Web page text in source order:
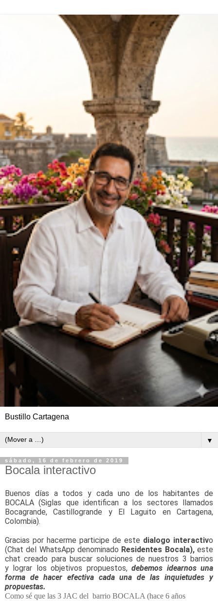
Bustillo Cartagena
▼
sábado, 16 de febrero de 2019
Bocala interactivo
Buenos días a todos y cada uno de los habitantes de
BOCALA (Siglas que identifican a los sectores llamados
Bocagrande, Castillogrande y El Laguito en Cartagena,
Colombia).
Gracias por hacerme participe de este dialogo interactivo
(Chat del WhatsApp denominado Residentes Bocala),este
chat creado para buscar soluciones de nuestros 3 barrios
y
lograr los objetivos propuestos,debemos idearnos una
forma de hacer efectiva cada una de las inquietudes y
propuestas.
Como sé que las 3 JAC del barrio BOCALA (hace 6 años